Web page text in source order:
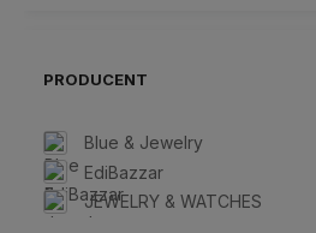
Ozdoby ślubne
więcej
PRODUCENT
Blue & Jewelry
EdiBazzar
JEWELRY & WATCHES